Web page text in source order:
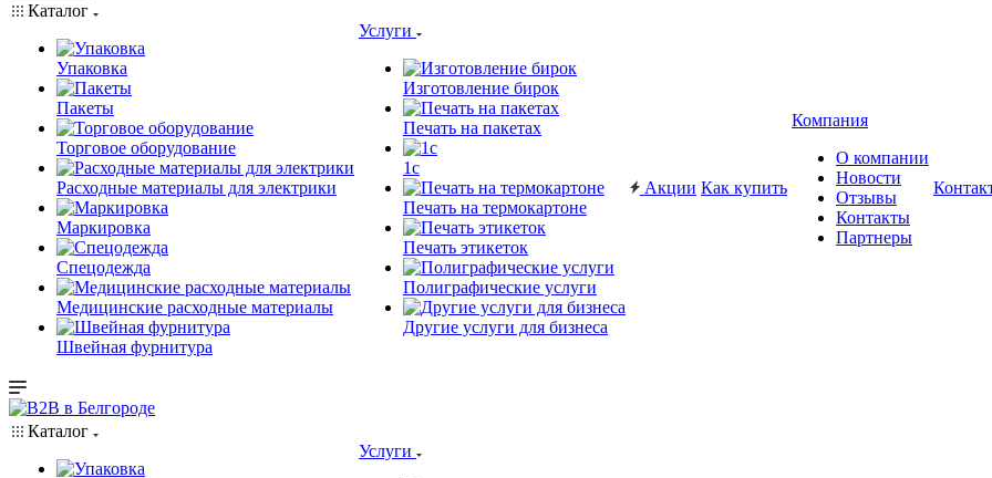
Каталог
Упаковка
Пакеты
Торговое оборудование
Расходные материалы для электрики
Маркировка
Спецодежда
Медицинские расходные материалы
Швейная фурнитура
Услуги
Изготовление бирок
Печать на пакетах
1c
Печать на термокартоне
Печать этикеток
Полиграфические услуги
Другие услуги для бизнеса
Акции Как купить
Компания
О компании
Новости
Отзывы
Контакты
Партнеры
Каталог
Услуги